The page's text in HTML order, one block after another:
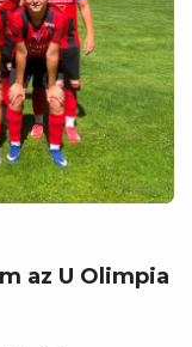
az U Olimpia